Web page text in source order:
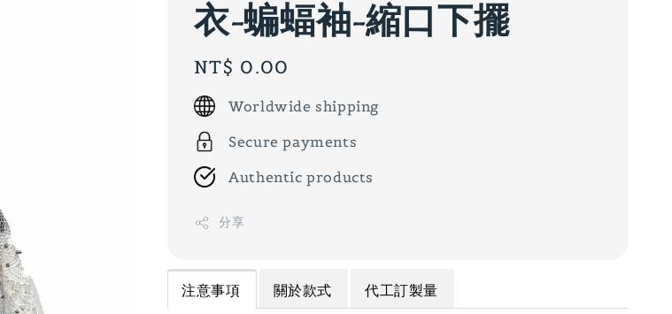
衣-蝙蝠袖-縮口下擺
Regular
price
NT$ 0.00
Worldwide shipping
Secure payments
Authentic products
分享
注意事項 關於款式 代工訂製量